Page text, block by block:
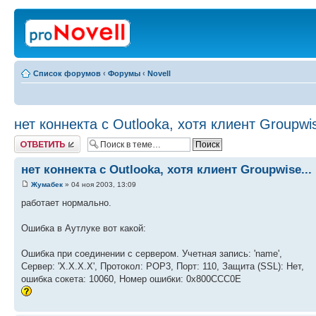
Список форумов ‹ Форумы ‹ Novell
нет коннекта с Outlooka, хотя клиент
Ответить
нет коннекта с Outlooka, хотя клиент Groupwise...
Жумабек » 04 ноя 2003, 13:09
работает нормально.
Ошибка в Аутлуке вот какой:
Ошибка при соединении с сервером. Учетная запись: 'name',
Сервер: 'Х.Х.Х.Х', Протокол: POP3, Порт: 110, Защита (SSL): Нет,
ошибка сокета: 10060, Номер ошибки: 0x800CCC0E